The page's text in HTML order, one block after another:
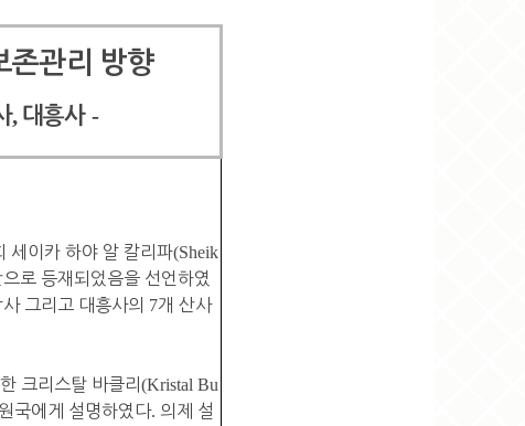
존관리 방향
, 대흥사-
세이카 하야 알 칼리파(Sheik
로 등재되었음을 선언하였
사 그리고 대흥사의 7개 산사
크리스탈 바클리 (Kristal Bu
국에게 설명하였다. 의제 설